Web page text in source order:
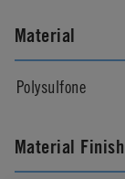
Material
Polysulfone
Material Finish